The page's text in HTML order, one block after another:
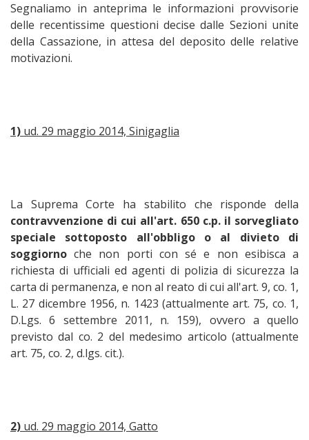
Segnaliamo in anteprima le informazioni provvisorie
delle recentissime questioni decise dalle Sezioni unite
della Cassazione, in attesa del deposito delle relative
motivazioni.
1) ud. 29 maggio 2014, Sinigaglia
La Suprema Corte ha stabilito che risponde della
contravvenzione di cui all'art. 650 c.p. il sorvegliato
speciale sottoposto all'obbligo o al divieto di
soggiorno che non porti con sé e non esibisca a
richiesta di ufficiali ed agenti di polizia di sicurezza la
carta di permanenza, e non al reato di cui all'art. 9, co. 1,
L. 27 dicembre 1956, n. 1423 (attualmente art. 75, co. 1,
D.Lgs. 6 settembre 2011, n. 159), ovvero a quello
previsto dal co. 2 del medesimo articolo (attualmente
art. 75, co. 2, d.lgs. cit.).
2) ud. 29 maggio 2014, Gatto